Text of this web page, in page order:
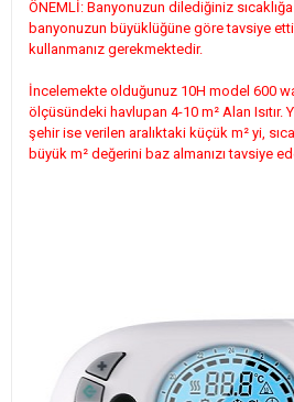
ÖNEMLİ: Banyonuzun dilediğiniz
banyonuzun büyüklüğüne göre tavsiye
kullanmanız gerekmektedir.
İncelemekte olduğunuz 10H model 600
ölçüsündeki havlupan 4-10 m² Alan Isıtır.
şehir ise verilen aralıktaki küçük m² yi,
büyük m² değerini baz almanızı tavsiye